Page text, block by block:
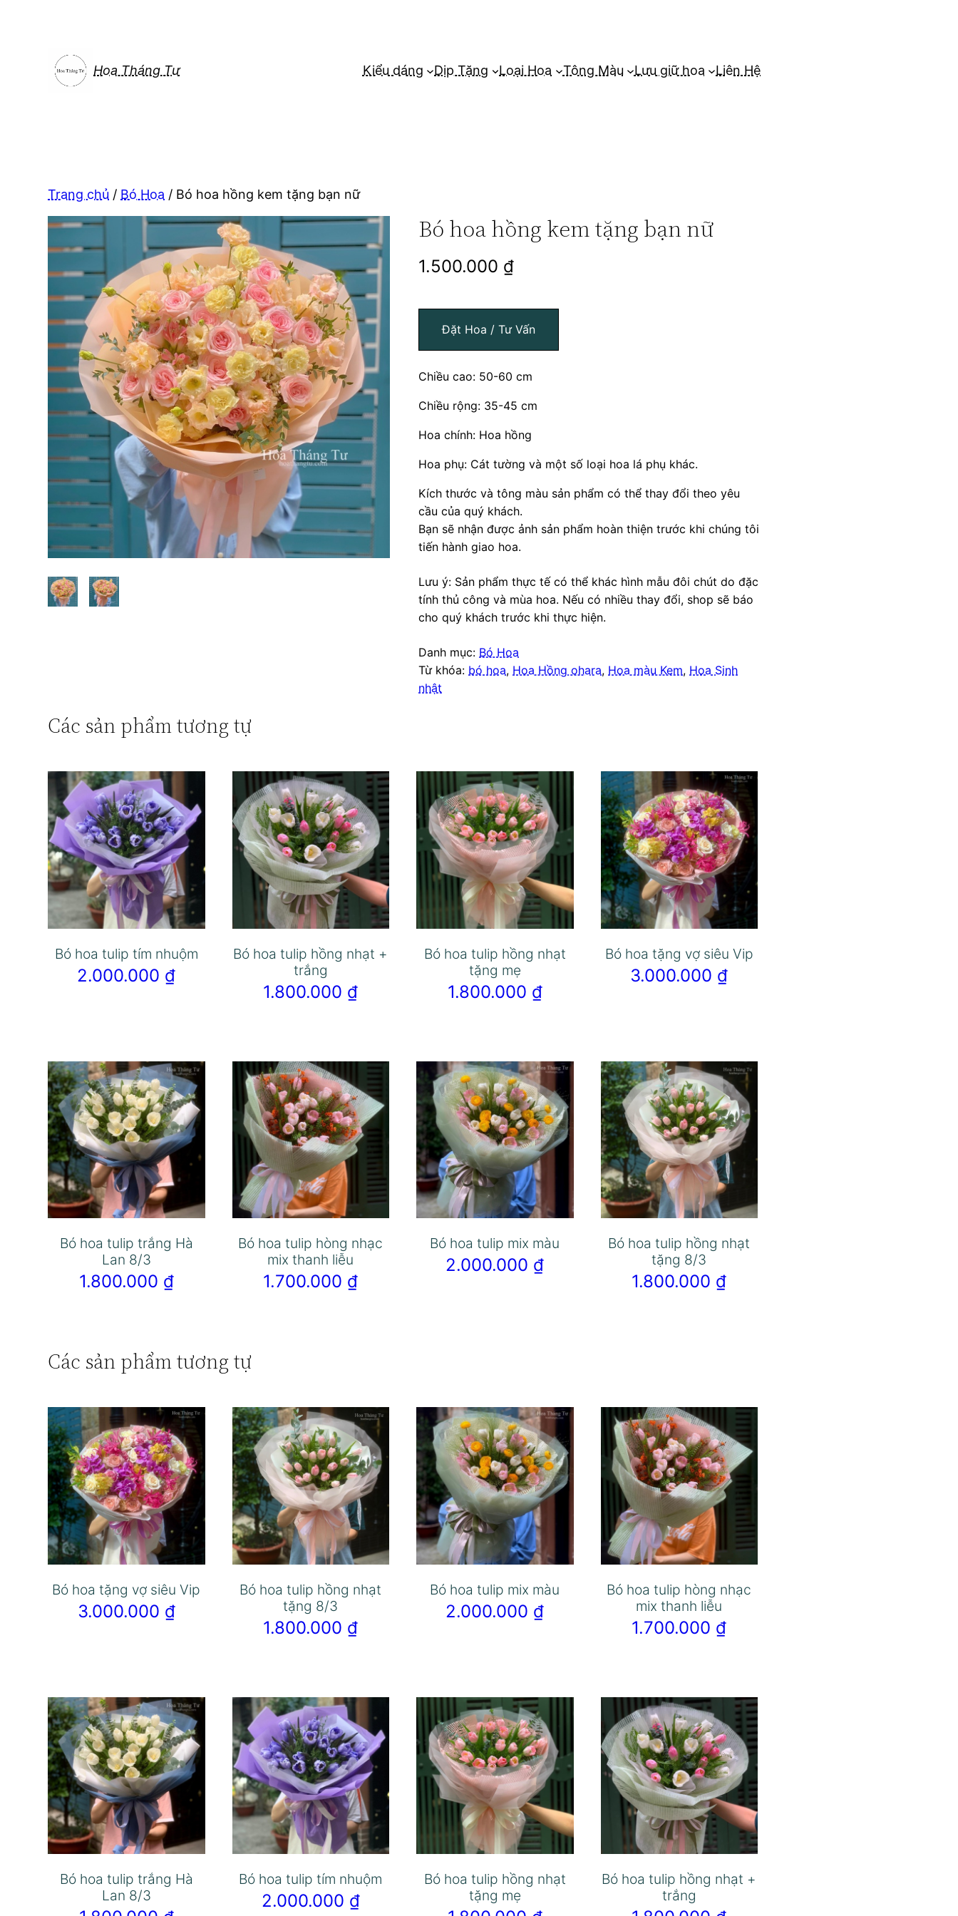
Hoa Tháng Tư Kiểu dáng Dịp Tặng Loại Hoa Tông Màu Lưu giữ hoa Liên Hệ
Trang chủ / Bó Hoa / Bó hoa hồng kem tặng bạn nữ
Bó hoa hồng kem tặng bạn nữ
1.500.000 ₫
Đặt Hoa / Tư Vấn
Chiều cao: 50-60 cm
Chiều rộng: 35-45 cm
Hoa chính: Hoa hồng
Hoa phụ: Cát tường và một số loại hoa lá phụ khác.
Kích thước và tông màu sản phẩm có thể thay đổi theo yêu
cầu của quý khách.
Bạn sẽ nhận được ảnh sản phẩm hoàn thiện trước khi chúng tôi
tiến hành giao hoa.
Lưu ý: Sản phẩm thực tế có thể khác hình mẫu đôi chút do đặc
tính thủ công và mùa hoa. Nếu có nhiều thay đổi, shop sẽ báo
cho quý khách trước khi thực hiện.
Danh mục: Bó Hoa
Từ khóa: bó hoa, Hoa Hồng ohara, Hoa màu Kem, Hoa Sinh
nhật
Các sản phẩm tương tự
Bó hoa tulip tím nhuộm
2.000.000 ₫
Bó hoa tulip hồng nhạt +
trắng
1.800.000 ₫
Bó hoa tulip hồng nhạt
tặng mẹ
1.800.000 ₫
Bó hoa tặng vợ siêu Vip
3.000.000 ₫
Bó hoa tulip trắng Hà
Lan 8/3
1.800.000 ₫
Bó hoa tulip hòng nhạc
mix thanh liễu
1.700.000 ₫
Bó hoa tulip mix màu
2.000.000 ₫
Bó hoa tulip hồng nhạt
tặng 8/3
1.800.000 ₫
Các sản phẩm tương tự
Bó hoa tặng vợ siêu Vip
3.000.000 ₫
Bó hoa tulip hồng nhạt
tặng 8/3
1.800.000 ₫
Bó hoa tulip mix màu
2.000.000 ₫
Bó hoa tulip hòng nhạc
mix thanh liễu
1.700.000 ₫
Bó hoa tulip trắng Hà
Lan 8/3
Bó hoa tulip tím nhuộm
2.000.000 ₫
Bó hoa tulip hồng nhạt
tặng mẹ
Bó hoa tulip hồng nhạt +
trắng